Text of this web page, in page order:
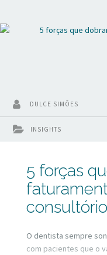
INSIGHTS
DULCE SIMÕES
5 forças
consultório
O dentista sempre
com pacientes que o